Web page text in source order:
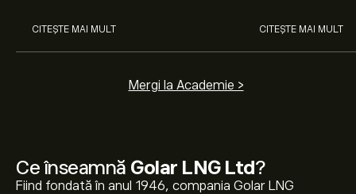
Ce înseamnă Golar LNG Ltd?
Fiind fondată în anul 1946, compania Golar LNG
CITEȘTE MAI MULT CITEȘTE MAI MULT
Mergi la Academie >